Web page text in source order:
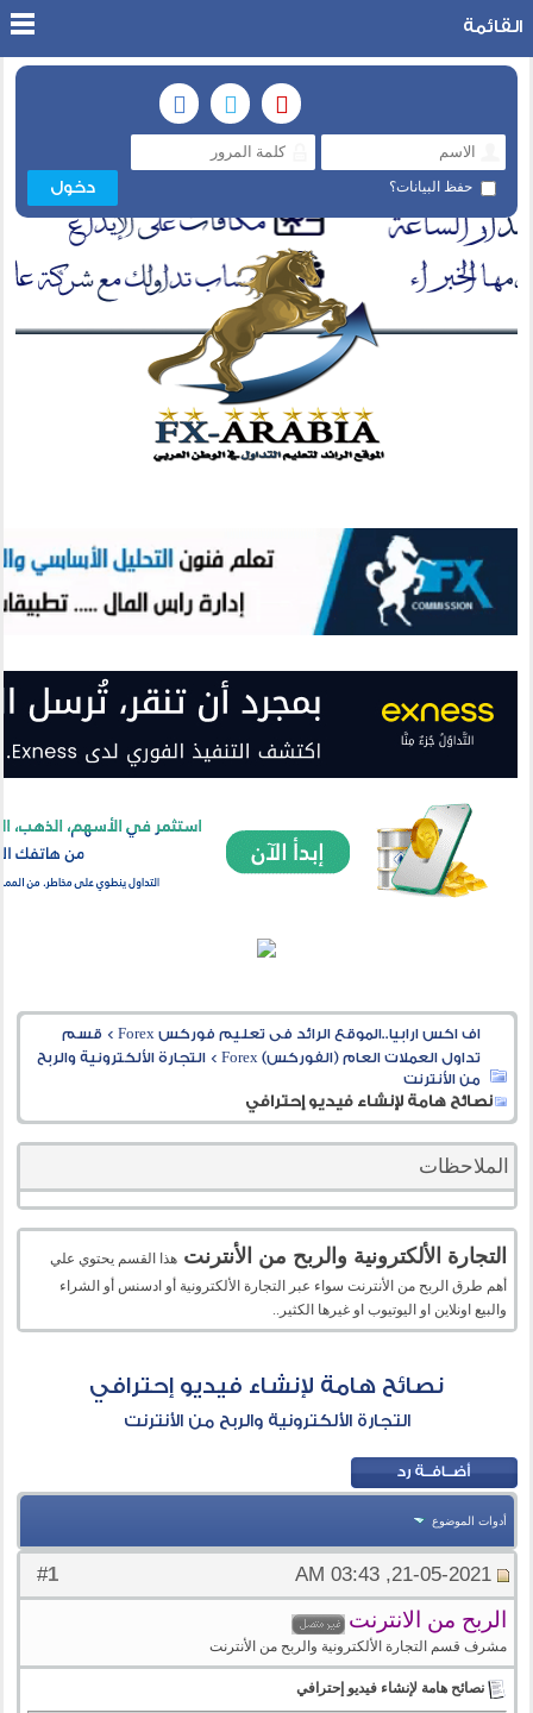
حفظ البيانات؟
القائمة
اف اكس ارابيا..الموقع الرائد فى تعليم فوركس Forex > قسم
تداول العملات العام (الفوركس) Forex
>التجارة الألكترونية والربح
من الأنترنت
نصائح هامة لإنشاء فيديو إحترافي
الملاحظات
التجارة الألكترونية والربح من الأنترنت هذا القسم يحتوي علي
أهم طرق الربح من الأنترنت سواء عبر التجارة الألكترونية أو ادسنس أو الشراء
والبيع اونلاين او اليوتيوب او غيرها الكثير..
نصائح هامة لإنشاء فيديو إحترافي
التجارة الألكترونية والربح من الأنترنت
أدوات الموضوع
#
1 21-05-2021, 03:43 AM
الربح من الانترنت
مشرف قسم التجارة الألكترونية والربح من الأنترنت
نصائح هامة لإنشاء فيديو إحترافي